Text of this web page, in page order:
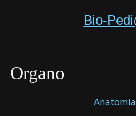
Bio-
Organo
Anatomia